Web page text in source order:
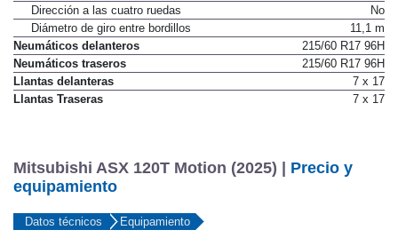
Dirección a las cuatro ruedas
No
Diámetro de giro entre bordillos
11,1 m
Neumáticos delanteros
215/60 R17 96H
Neumáticos traseros
215/60 R17 96H
Llantas delanteras
7 x 17
Llantas Traseras
7 x 17
Mitsubishi ASX 120T Motion (2025) | Precio y
equipamiento
Datos técnicos Equipamiento